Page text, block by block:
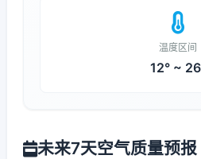
温度区间
12° ~
未来7天空气质量预报